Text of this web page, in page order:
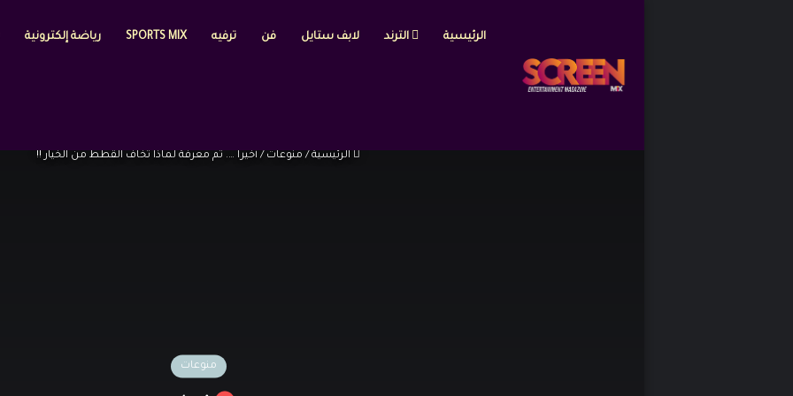
الرئيسية الترند لابف ستايل فن ترفيه SPORTS MIX رياضة إلكترونية
الرئيسية / منوعات / أخيرا …. تم معرفة لماذا تخاف القطط من الخيار !!
منوعات